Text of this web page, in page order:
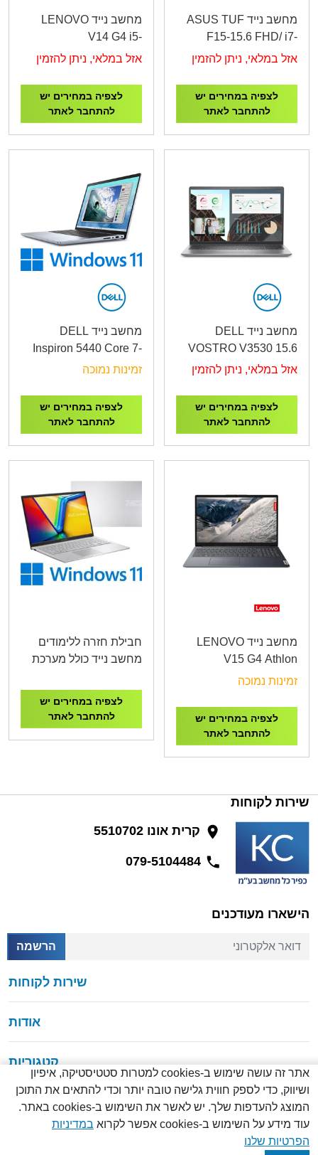
מחשב נייד ASUS TUF
F15-15.6 FHD/ i7-
12700H/16GB
SSD/RTX 3050-
4gb/Gray/FD/1Y
אזל במלאי, ניתן להזמין
לצפיה במחירים יש
להתחבר לאתר
מחשב נייד LENOVO
V14 G4 i5-
13420H/16G/512G/DO/1Y
אזל במלאי, ניתן להזמין
לצפיה במחירים יש
להתחבר לאתר
מחשב נייד DELL
VOSTRO V3530 15.6
FHD/I7-
XE/4C/DOS/WIN 11
HOME/3YOS
אזל במלאי, ניתן להזמין
לצפיה במחירים יש
להתחבר לאתר
מחשב נייד DELL
Inspiron 5440 Core 7-
150U/16GB/1TB
HOME/3YOS
זמינות נמוכה
לצפיה במחירים יש
להתחבר לאתר
מחשב נייד LENOVO
V15 G4 Athlon
7120/8G/256GB/15.6"
זמינות נמוכה
לצפיה במחירים יש
להתחבר לאתר
חבילת חזרה ללימודים
מחשב נייד כולל מערכת
תיק לנייד אנטי וירוס
לצפיה במחירים יש
להתחבר לאתר
שירות לקוחות
קרית אונו 5510702
הישארו מעודכנים
דואר אלקטרוני הרשמה
שירות לקוחות
אודות
קטגוריות
אתר זה עושה שימוש ב-cookies למטרות סטטיסטיקה, איפיון
ושיווק, כדי לספק חווית גלישה טובה יותר וכדי להתאים את התוכן
המוצג להעדפות שלך. יש לאשר את השימוש ב-cookies באתר.
עוד מידע על השימוש ב-cookies אפשר לקרוא
במדיניות
הפרטיות שלנו